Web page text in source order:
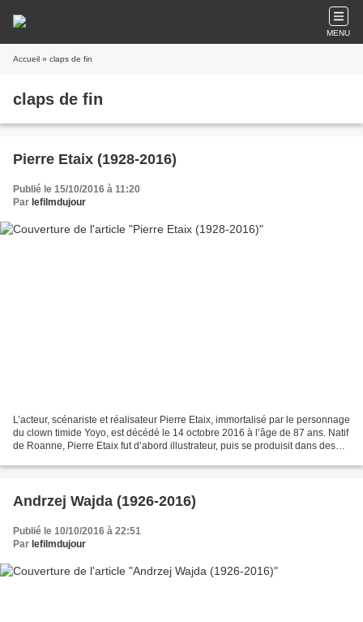
MENU
Accueil » claps de fin
claps de fin
Pierre Etaix (1928-2016)
Publié le 15/10/2016 à 11:20
Par lefilmdujour
L’acteur, scénariste et réalisateur Pierre Etaix, immortalisé par le personnage
du clown timide Yoyo, est décédé le 14 octobre 2016 à l’âge de 87 ans. Natif
de Roanne, Pierre Etaix fut d’abord illustrateur, puis se produisit dans des
Andrzej Wajda (1926-2016)
Publié le 10/10/2016 à 22:51
Par lefilmdujour